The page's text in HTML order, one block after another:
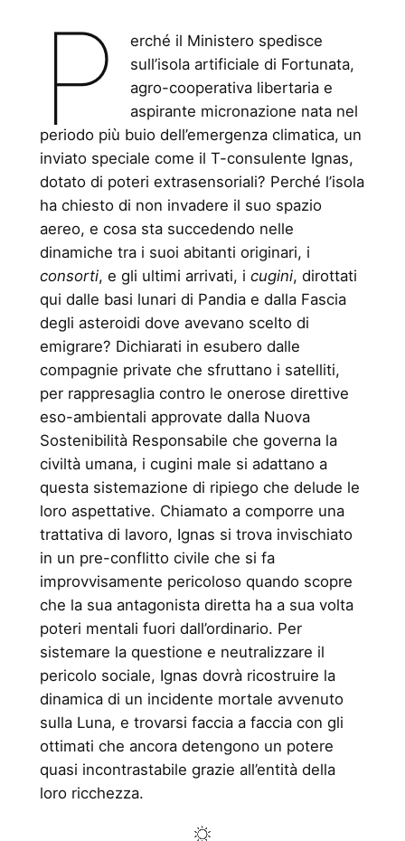
P
erché il Ministero spedisce
sull’isola artificiale di Fortunata,
agro-cooperativa libertaria e
aspirante micronazione nata nel
periodo più buio dell’emergenza climatica, un
inviato speciale come il T-consulente Ignas,
dotato di poteri extrasensoriali? Perché l’isola
ha chiesto di non invadere il suo spazio
aereo, e cosa sta succedendo nelle
dinamiche tra i suoi abitanti originari, i
consorti, e gli ultimi arrivati, i cugini, dirottati
qui dalle basi lunari di Pandia e dalla Fascia
degli asteroidi dove avevano scelto di
emigrare? Dichiarati in esubero dalle
compagnie private che sfruttano i satelliti,
per rappresaglia contro le onerose direttive
eso-ambientali approvate dalla Nuova
Sostenibilità Responsabile che governa la
civiltà umana, i cugini male si adattano a
questa sistemazione di ripiego che delude le
loro aspettative. Chiamato a comporre una
trattativa di lavoro, Ignas si trova invischiato
in un pre-conflitto civile che si fa
improvvisamente pericoloso quando scopre
che la sua antagonista diretta ha a sua volta
poteri mentali fuori dall’ordinario. Per
sistemare la questione e neutralizzare il
pericolo sociale, Ignas dovrà ricostruire la
dinamica di un incidente mortale avvenuto
sulla Luna, e trovarsi faccia a faccia con gli
ottimati che ancora detengono un potere
quasi incontrastabile grazie all’entità della
loro ricchezza.